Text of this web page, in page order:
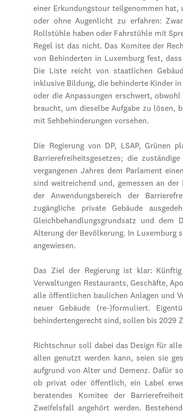
einer Erkundungstour teilgenommen
oder ohne Augenlicht zu erfahren:
Rollstühle haben oder Fahrstühle mit
Regel ist das nicht. Das Komitee der
von Behinderten in Luxemburg fest,
Die Liste reicht von staatlichen
inklusive Bildung, die behinderte Kinder
oder die Anpassungen erschwert,
braucht, um dieselbe Aufgabe zu lösen,
mit Sehbehinderungen vorsehen.
Die Regierung von DP, LSAP, Grünen
Barrierefreiheitsgesetzes; die
vergangenen Jahres dem Parlament
sind weitreichend und, gemessen an
der Anwendungsbereich der
zugängliche private Gebäude
Gleichbehandlungsgrundsatz und dem
Alterung der Bevölkerung. In Luxemburg
angewiesen.
Das Ziel der Regierung ist klar:
Verwaltungen Restaurants, Geschäfte,
alle öffentlichen baulichen Anlagen und
neuer Gebäude (re-)formuliert.
behindertengerecht sind, sollen bis 2029
Richtschnur soll dabei das Design für
allen genutzt werden kann, seien sie
aufgrund von Alter und Demenz. Dafür
ob privat oder öffentlich, ein Label
beratendes Komitee der
Zweifelsfall angehört werden.